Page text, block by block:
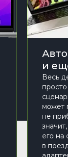
и
Весь
может
не
его на
в